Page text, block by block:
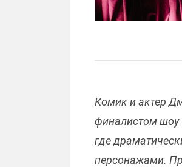
Комик и актер
финалистом шоу
где
персонажами.